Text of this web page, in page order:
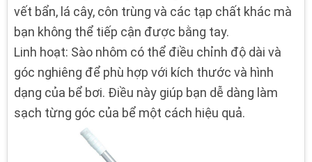
vết bẩn, lá cây, côn trùng và các tạp chất khác mà
bạn không thể tiếp cận được bằng tay.
Linh hoạt: Sào nhôm có thể điều chỉnh độ dài và
góc nghiêng để phù hợp với kích thước và hình
dạng của bể bơi. Điều này giúp bạn dễ dàng làm
sạch từng góc của bể một cách hiệu quả.